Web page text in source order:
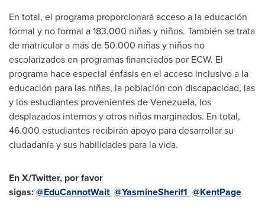
En total, el programa proporcionará acceso a la educación
formal y no formal a 183.000 niñas y niños. También se trata
de matricular a más de 50.000 niñas y niños no
escolarizados en programas financiados por ECW. El
programa hace especial énfasis en el acceso inclusivo a la
educación para las niñas, la población con discapacidad, las
y los estudiantes provenientes deVenezuela, los
desplazados internos y otros niños marginados. En total,
46.000 estudiantes recibirán apoyo para desarrollar su
ciudadanía y sus habilidades para la vida.
En X/Twitter, por favor
sigas:@EduCannotWait @YasmineSherif1 @KentPage